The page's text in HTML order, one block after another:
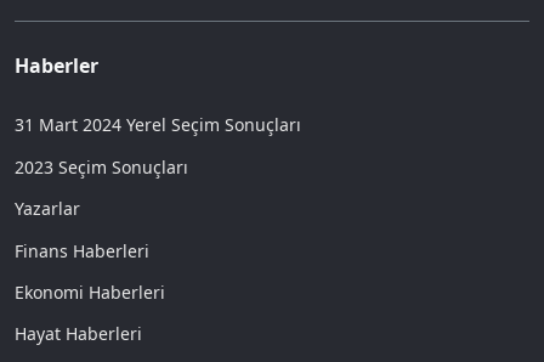
Haberler
31 Mart 2024 Yerel Seçim Sonuçları
2023 Seçim Sonuçları
Yazarlar
Finans Haberleri
Ekonomi Haberleri
Hayat Haberleri